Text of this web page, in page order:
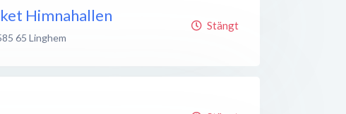
Himnahallen
65 Linghem
Stängt